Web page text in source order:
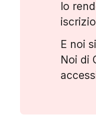
lo
E noi
Noi di